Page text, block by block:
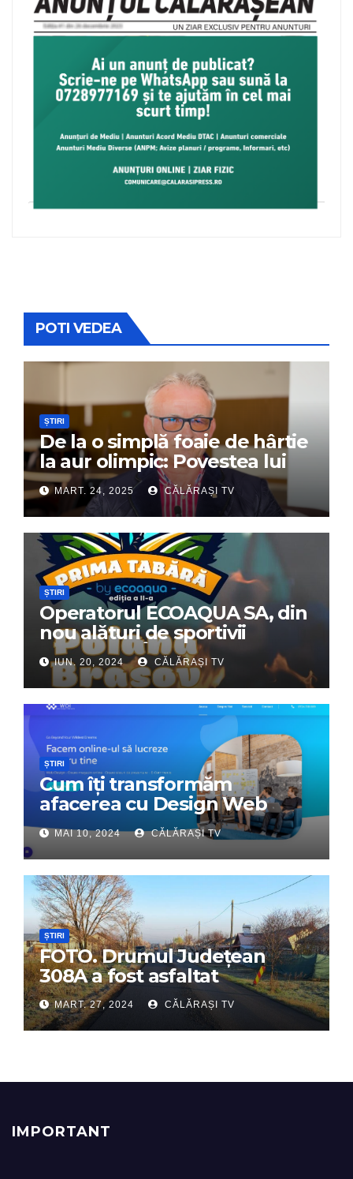
POTI VEDEA
ȘTIRI
De la o simplă foaie de hârtie
la aur olimpic: Povestea lui
Dumitru Chirilă
MART. 24, 2025 CĂLĂRAȘI TV
ȘTIRI
Operatorul ECOAQUA SA, din
nou alături de sportivii
călărășeni. Începe „Prima
Tabără”!
IUN. 20, 2024 CĂLĂRAȘI TV
ȘTIRI
Cum îți transformăm
afacerea cu Design Web
Interactiv – Partenerul tău
digital de încredere
MAI 10, 2024 CĂLĂRAȘI TV
ȘTIRI
FOTO. Drumul Județean
308A a fost asfaltat
MART. 27, 2024 CĂLĂRAȘI TV
IMPORTANT